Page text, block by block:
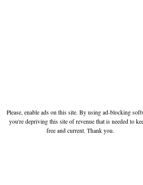
Please, enable ads on this site. By using ad-blocking
you're depriving this site of revenue that is needed to
free and current. Thank you.